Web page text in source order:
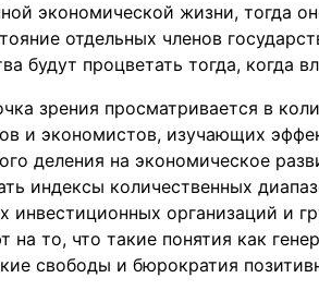
экономической жизни, тогда
отдельных членов
будут процветать тогда, когда
зрения просматривается в
и экономистов, изучающих
деления на экономическое
индексы количественных
инвестиционных организаций и
на то, что такие понятия как
свободы и бюрократия